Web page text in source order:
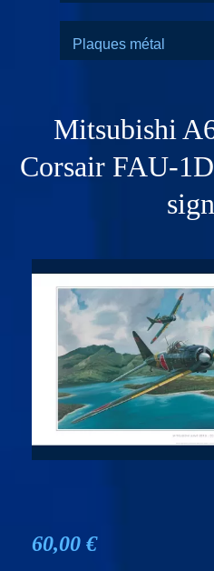
Plaques métal
Mitsubishi
Corsair FAU-
60,00 €